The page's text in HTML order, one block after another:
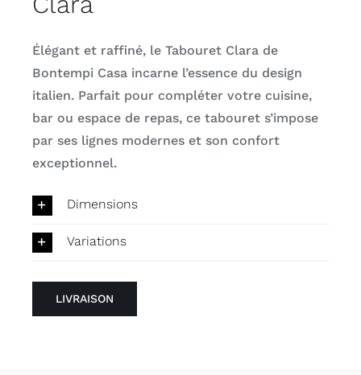
Élégant et raffiné, le Tabouret Clara de
Bontempi Casa incarne l’essence du design
italien. Parfait pour compléter votre cuisine,
bar ou espace de repas, ce tabouret s’impose
par ses lignes modernes et son confort
exceptionnel.
Dimensions
Variations
LIVRAISON